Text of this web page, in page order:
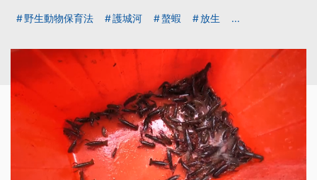
野生動物保育法 護城河 螯蝦 放生 ...